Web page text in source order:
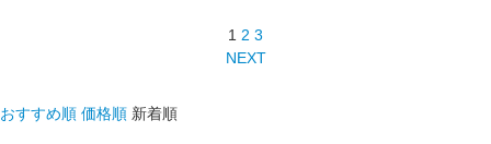
1 2 3
NEXT
おすすめ順 価格順 新着順